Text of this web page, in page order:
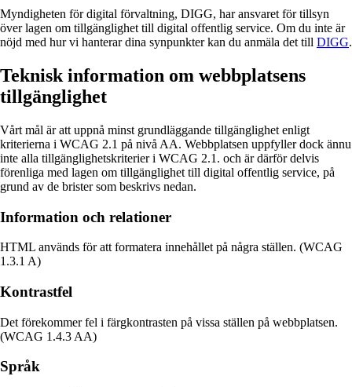
Myndigheten för digital förvaltning, DIGG, har ansvaret för tillsyn
över lagen om tillgänglighet till digital offentlig service. Om du inte är
nöjd med hur vi hanterar dina synpunkter kan du anmäla det till DIGG.
Teknisk information om webbplatsens
tillgänglighet
Vårt mål är att uppnå minst grundläggande tillgänglighet enligt
kriterierna i WCAG 2.1 på nivå AA. Webbplatsen uppfyller dock ännu
inte alla tillgänglighetskriterier i WCAG 2.1. och är därför delvis
förenliga med lagen om tillgänglighet till digital offentlig service, på
grund av de brister som beskrivs nedan.
Information och relationer
HTML används för att formatera innehållet på några ställen. (WCAG
1.3.1 A)
Kontrastfel
Det förekommer fel i färgkontrasten på vissa ställen på webbplatsen.
(WCAG 1.4.3 AA)
Språk